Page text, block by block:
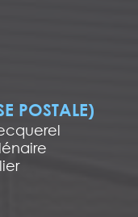
POSTALE)